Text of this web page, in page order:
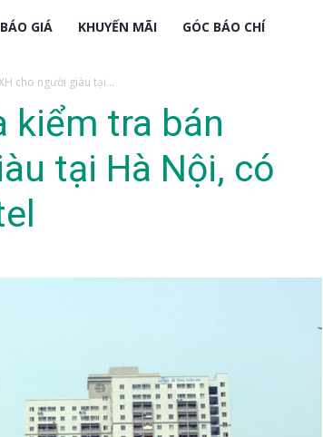
BÁO GIÁ KHUYẾN MÃI GÓC BÁO CHÍ
cho người giàu tại...
kiểm tra bán
tại Hà Nội, có